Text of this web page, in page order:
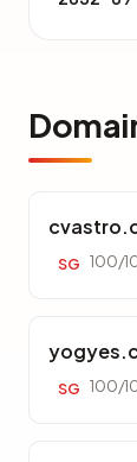
SG 100/
SG 100/